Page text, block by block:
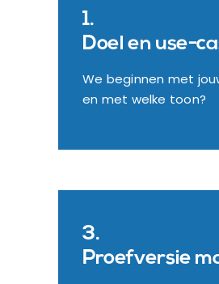
1.
Doel en use-
We beginnen met
en met welke toon?
3.
Proefversie